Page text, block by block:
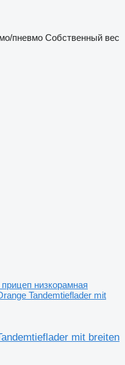
пневмо Собственный вес
низкорамная
Tandemtieflader mit
mit breiten